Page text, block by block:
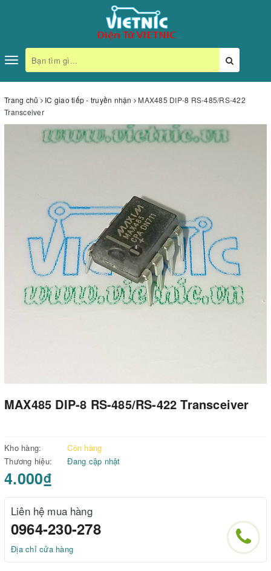
Toggle
navigation
Trang chủ IC giao tiếp - truyền nhận
MAX485 DIP-8 RS-485/RS-422
Transceiver
MAX485 DIP-8 RS-485/RS-422 Transceiver
Kho hàng:
Còn hàng
Thương hiệu:
Đang cập nhật
4.000₫
Liên hệ mua hàng
0964-230-278
Địa chỉ cửa hàng